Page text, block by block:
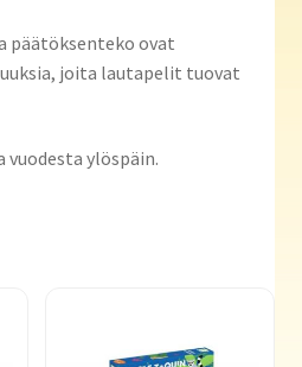
päätöksenteko ovat
joita lautapelit tuovat
vuodesta ylöspäin.